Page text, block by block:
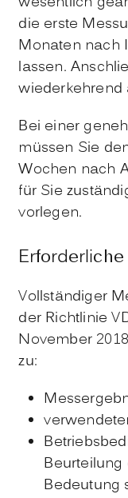
die erste
Monaten nach
lassen.
wiederkehrend
Bei einer
müssen Sie
Wochen nach
für Sie
vorlegen.
Vollständiger
der Richtlinie
November
zu:
Bedeutung